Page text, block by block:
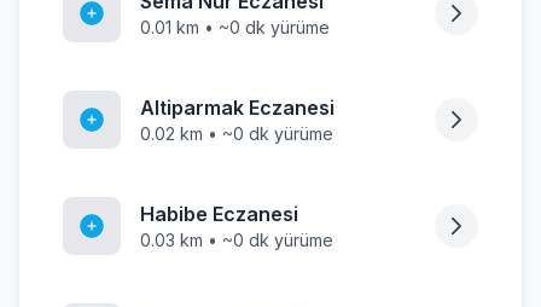
0.01 km • ~0 dk yürüme
Altiparmak Eczanesi
0.02 km • ~0 dk yürüme
Habibe Eczanesi
0.03 km • ~0 dk yürüme